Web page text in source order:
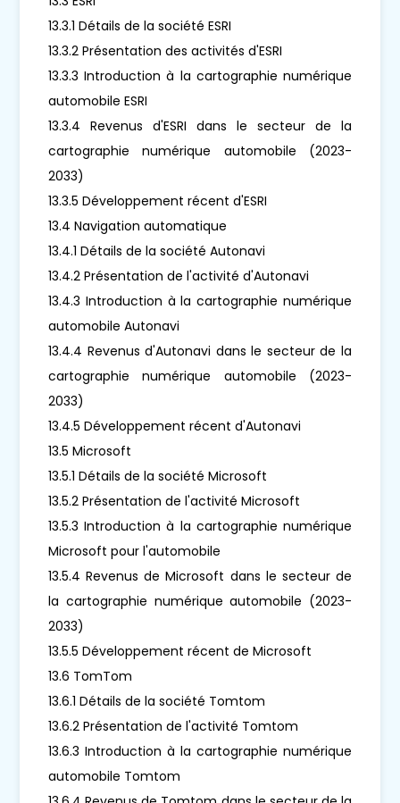
13.3.1 Détails de la société ESRI
13.3.2 Présentation des activités d'ESRI
13.3.3 Introduction à la cartographie numérique
automobile ESRI
13.3.4 Revenus d'ESRI dans le secteur de la
cartographie numérique automobile (2023-
2033)
13.3.5 Développement récent d'ESRI
13.4 Navigation automatique
13.4.1 Détails de la société Autonavi
13.4.2 Présentation de l'activité d'Autonavi
13.4.3 Introduction à la cartographie numérique
automobile Autonavi
13.4.4 Revenus d'Autonavi dans le secteur de la
cartographie numérique automobile (2023-
2033)
13.4.5 Développement récent d'Autonavi
13.5 Microsoft
13.5.1 Détails de la société Microsoft
13.5.2 Présentation de l'activité Microsoft
13.5.3 Introduction à la cartographie numérique
Microsoft pour l'automobile
13.5.4 Revenus de Microsoft dans le secteur de
la cartographie numérique automobile (2023-
2033)
13.5.5 Développement récent de Microsoft
13.6 TomTom
13.6.1 Détails de la société Tomtom
13.6.2 Présentation de l'activité Tomtom
13.6.3 Introduction à la cartographie numérique
automobile Tomtom